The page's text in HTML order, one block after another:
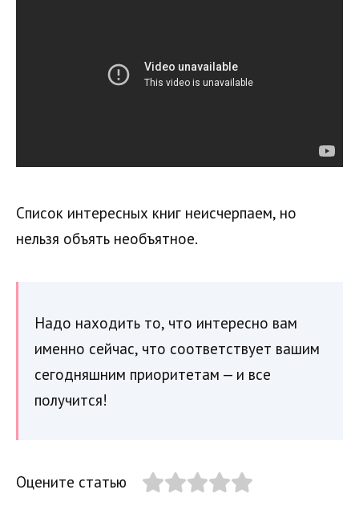
Список интересных книг неисчерпаем, но
нельзя объять необъятное.
Надо находить то, что интересно вам
именно сейчас, что соответствует вашим
сегодняшним приоритетам — и все
получится!
Оцените статью